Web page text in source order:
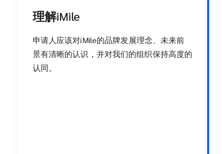
理解iMile
申请人应该对iMile的品牌发展理念、未来前
景有清晰的认识，并对我们的组织保持高度的
认同。